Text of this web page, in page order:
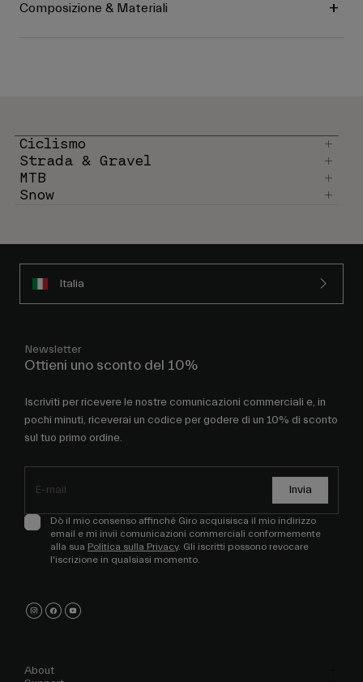
Composizione & Materiali
Ciclismo
Strada & Gravel
MTB
Snow
Italia
Newsletter
Ottieni uno sconto del 10%
Iscriviti per ricevere le nostre comunicazioni commerciali e, in
pochi minuti, riceverai un codice per godere di un 10% di sconto
sul tuo primo ordine.
Invia
Dò il mio consenso affinché Giro acquisisca il mio indirizzo
email e mi invii comunicazioni commerciali conformemente
alla sua Politica sulla Privacy. Gli iscritti possono revocare
l'iscrizione in qualsiasi momento.
About